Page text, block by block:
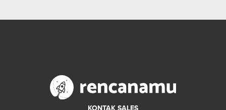
KONTAK SALES